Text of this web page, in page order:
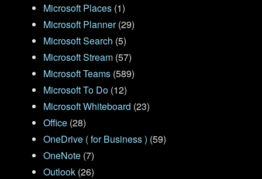
Microsoft Places (1)
Microsoft Planner(29)
Microsoft Search (5)
Microsoft Stream (57)
Microsoft Teams (589)
Microsoft To Do (12)
Microsoft Whiteboard (23)
Office (28)
OneDrive ( for Business ) (59)
OneNote (7)
Outlook (26)